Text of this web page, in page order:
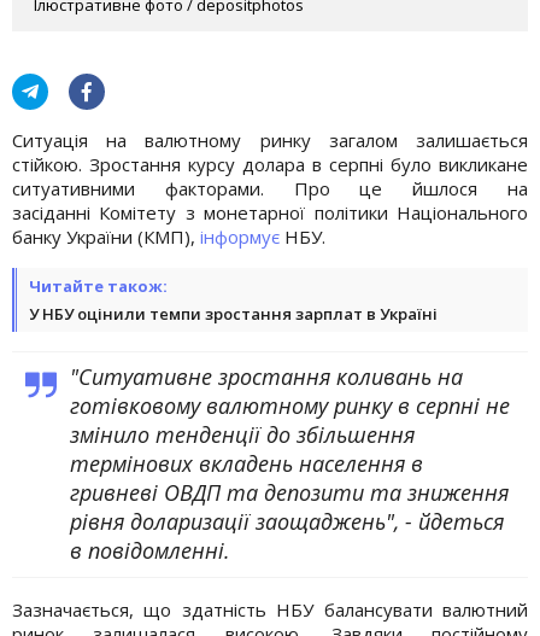
Ілюстративне фото / depositphotos
Ситуація на валютному ринку загалом залишається
стійкою. Зростання курсу долара в серпні було викликане
ситуативними факторами. Про це йшлося на
засіданні Комітету з монетарної політики Національного
банку України (КМП), інформує НБУ.
Читайте також:
У НБУ оцінили темпи зростання зарплат в Україні
"Ситуативне зростання коливань на
готівковому валютному ринку в серпні не
змінило тенденції до збільшення
термінових вкладень населення в
гривневі ОВДП та депозити та зниження
рівня доларизації заощаджень", - йдеться
в повідомленні.
Зазначається, що здатність НБУ балансувати валютний